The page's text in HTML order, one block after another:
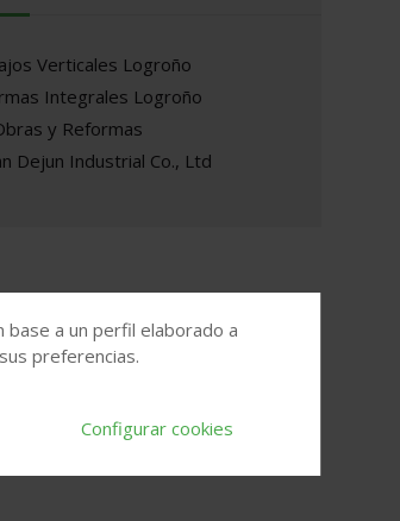
Verticales Logroño
Integrales Logroño
y Reformas
Dejun Industrial Co., Ltd
a un perfil elaborado a
preferencias.
Configurar cookies